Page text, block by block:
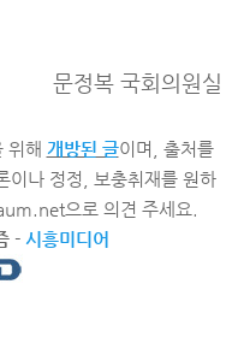
문정복 국회의원실
위해 개방된 글이며, 출처를
이나 정정, 보충취재를 원하
으로 의견 주세요.
- 시흥미디어